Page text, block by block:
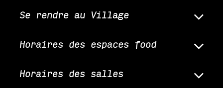
Se rendre au Village
Horaires des espaces food
Horaires des salles